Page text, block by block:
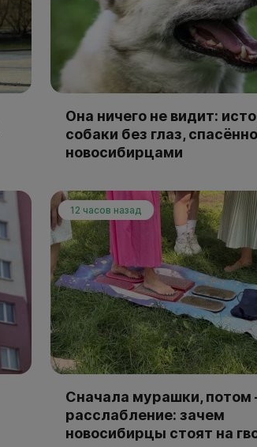
Она ничего не видит:
собаки без глаз,
новосибирцами
12 часов назад
Сначала мурашки,
расслабление: зачем
новосибирцы стоят на